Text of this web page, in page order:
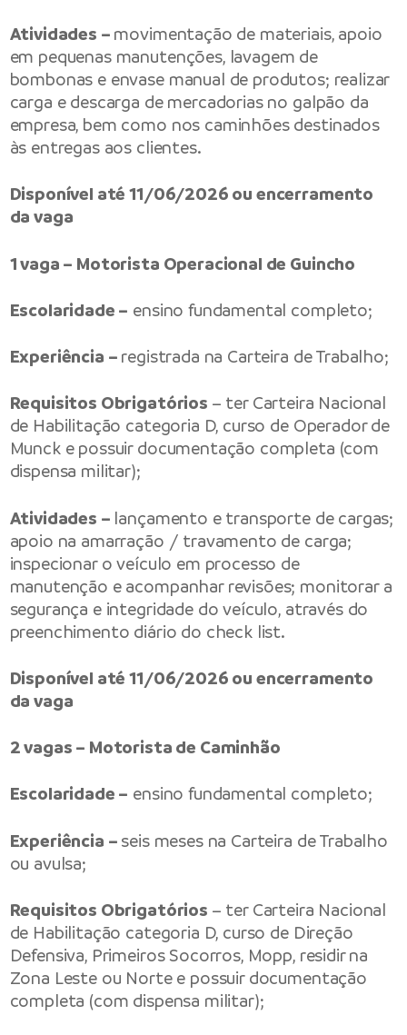
Atividades – movimentação de materiais, apoio
em pequenas manutenções, lavagem de
bombonas e envase manual de produtos; realizar
carga e descarga de mercadorias no galpão da
empresa, bem como nos caminhões destinados
às entregas aos clientes.
Disponível até 11/06/2026 ou encerramento
da vaga
1 vaga – Motorista Operacional de Guincho
Escolaridade – ensino fundamental completo;
Experiência – registrada na Carteira de Trabalho;
Requisitos Obrigatórios – ter Carteira Nacional
de Habilitação categoria D, curso de Operador de
Munck e possuir documentação completa (com
dispensa militar);
Atividades – lançamento e transporte de cargas;
apoio na amarração / travamento de carga;
inspecionar o veículo em processo de
manutenção e acompanhar revisões; monitorar a
segurança e integridade do veículo, através do
preenchimento diário do check list.
Disponível até 11/06/2026 ou encerramento
da vaga
2 vagas – Motorista de Caminhão
Escolaridade – ensino fundamental completo;
Experiência – seis meses na Carteira de Trabalho
ou avulsa;
Requisitos Obrigatórios – ter Carteira Nacional
de Habilitação categoria D, curso de Direção
Defensiva, Primeiros Socorros, Mopp, residir na
Zona Leste ou Norte e possuir documentação
completa (com dispensa militar);